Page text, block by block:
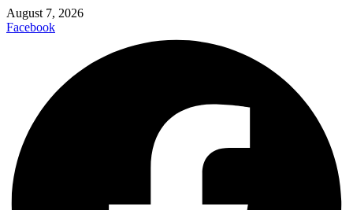
August 7, 2026
Facebook